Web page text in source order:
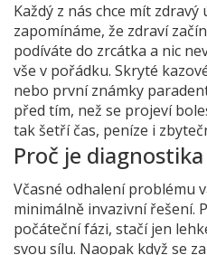
Každý z nás chce mít zdravý
zapomínáme, že zdraví
podíváte do zrcátka a nic
vše v pořádku. Skryté
nebo první známky
před tím, než se projeví
tak šetří čas, peníze i
Proč je
Včasné odhalení problému
minimálně invazivní řešení.
počáteční fázi, stačí jen
svou sílu. Naopak když se